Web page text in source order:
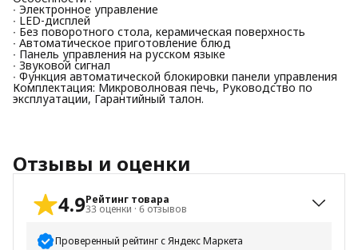
∙ Электронное управление
∙ LED-дисплей
∙ Без поворотного стола, керамическая поверхность
∙ Автоматическое приготовление блюд
∙ Панель управления на русском языке
∙ Звуковой сигнал
∙ Функция автоматической блокировки панели управления
Комплектация: Микроволновая печь, Руководство по
эксплуатации, Гарантийный талон.
Отзывы и оценки
4.9Рейтинг товара
33 оценки · 6 отзывов
Проверенный рейтинг с Яндекс Маркета